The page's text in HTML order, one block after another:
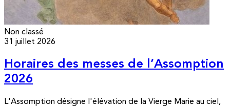
Non classé
31 juillet 2026
Horaires des messes de l’Assomption
2026
L'Assomption désigne l'élévation de la Vierge Marie au ciel,